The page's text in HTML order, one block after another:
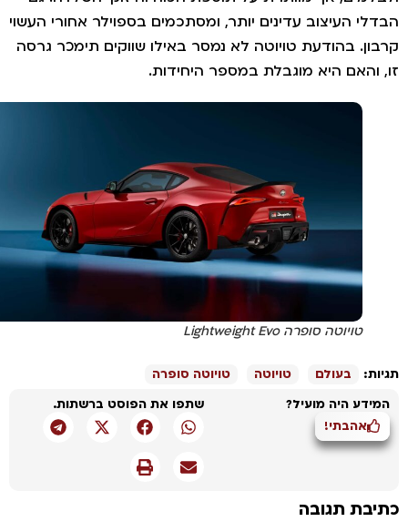
העיצוב עדינים יותר, ומסתכמים בספוילר אחורי העשוי
בהודעת טויוטה לא נמסר באילו שווקים תימכר גרסה
והאם היא מוגבלת במספר היחידות.
טויוטה סופרה Lightweight Evo
בעולם טויוטה
טויוטה סופרה
היה מועיל?
אהבתי!
שתפו את הפוסט ברשתות.
תגובה